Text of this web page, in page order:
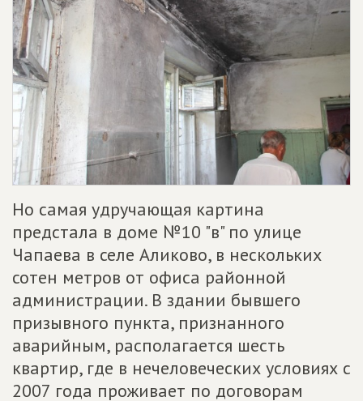
Но самая удручающая картина
предстала в доме №10 "в" по улице
Чапаева в селе Аликово, в нескольких
сотен метров от офиса районной
администрации. В здании бывшего
призывного пункта, признанного
аварийным, располагается шесть
квартир, где в нечеловеческих условиях с
2007 года проживает по договорам